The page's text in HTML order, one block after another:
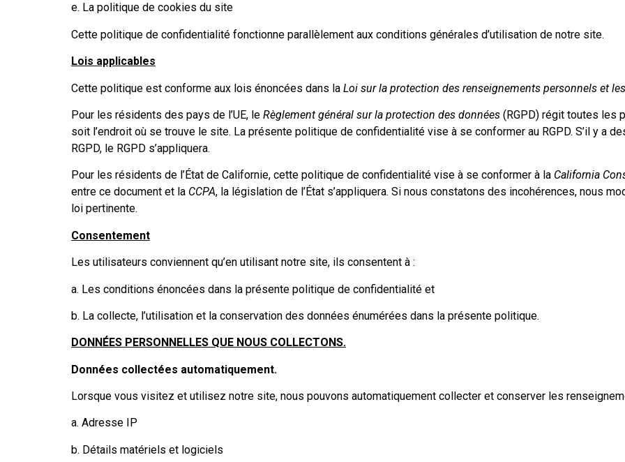
e. La politique de cookies du site
Cette politique de confidentialité fonctionne parallèlement aux conditions générales d’utilisation de notre site.
Lois applicables
Cette politique est conforme aux lois énoncées dans la Loi sur la protection des renseignements personnels et
Pour les résidents des pays de l’UE, le Règlement général sur la protection des données (RGPD) régit toutes les
soit l’endroit où se trouve le site. La présente politique de confidentialité vise à se conformer au RGPD. S’il y a
RGPD, le RGPD s’appliquera.
Pour les résidents de l’État de Californie, cette politique de confidentialité vise à se conformer à la California
entre ce document et la CCPA, la législation de l’État s’appliquera. Si nous constatons des incohérences, nous
loi pertinente.
Consentement
Les utilisateurs conviennent qu’en utilisant notre site, ils consentent à :
a. Les conditions énoncées dans la présente politique de confidentialité et
b. La collecte, l’utilisation et la conservation des données énumérées dans la présente politique.
DONNÉES PERSONNELLES QUE NOUS COLLECTONS.
Données collectées automatiquement.
Lorsque vous visitez et utilisez notre site, nous pouvons automatiquement collecter et conserver les
a. Adresse IP
b. Détails matériels et logiciels